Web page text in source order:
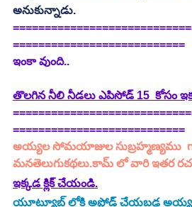
అనుకున్నాడు.
===========================
ఇంకా వుంది..
తొలగిన నీలి నీడలు ఎపిసోడ్ 15  కోసం
===========================
అయ్యల సోమయాజుల సుబ్రహ్మణ్యము
మనతెలుగుకథలు.కామ్ లో వారి ఇతర
ఇక్కడ క్లిక్ చేయండి.
యూట్యూబ్ లోకి అప్లోడ్ చేయబడ్డ